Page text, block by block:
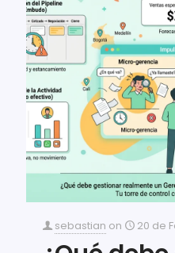
sebastian on 20 de